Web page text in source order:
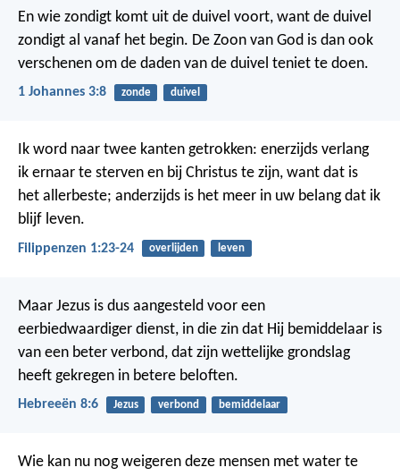
En wie zondigt komt uit de duivel voort, want de duivel
zondigt al vanaf het begin. De Zoon van God is dan ook
verschenen om de daden van de duivel teniet te doen.
1 Johannes 3:8 zonde duivel
Ik word naar twee kanten getrokken: enerzijds verlang
ik ernaar te sterven en bij Christus te zijn, want dat is
het allerbeste; anderzijds is het meer in uw belang dat ik
blijf leven.
Filippenzen 1:23-24 overlijden leven
Maar Jezus is dus aangesteld voor een
eerbiedwaardiger dienst, in die zin dat Hij bemiddelaar is
van een beter verbond, dat zijn wettelijke grondslag
heeft gekregen in betere beloften.
Hebreeën 8:6 Jezus verbond bemiddelaar
Wie kan nu nog weigeren deze mensen met water te